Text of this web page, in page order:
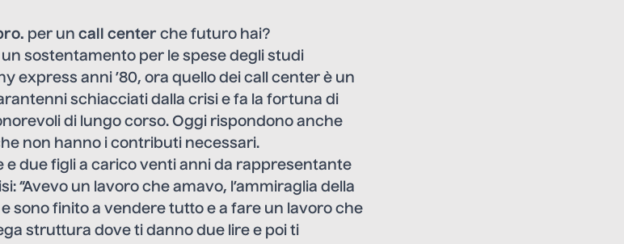
per un call center che futuro hai?
sostentamento per le spese degli studi
express anni ’80, ora quello dei call center è un
schiacciati dalla crisi e fa la fortuna di
di lungo corso. Oggi rispondono anche
non hanno i contributi necessari.
e due figli a carico venti anni da rappresentante
“Avevo un lavoro che amavo, l’ammiraglia della
sono finito a vendere tutto e a fare un lavoro che
struttura dove ti danno due lire e poi ti